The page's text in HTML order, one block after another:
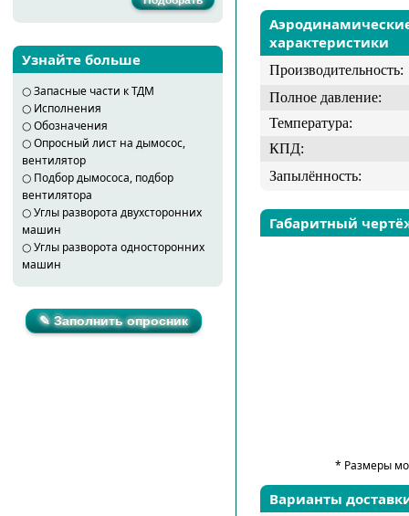
Узнайте больше
○Запасные части к ТДМ
○ Исполнения
○Обозначения
○Опросный лист на дымосос,
вентилятор
○ Подбор дымососа, подбор
вентилятора
○Углы разворота двухсторонних
машин
○Углы разворота односторонних
машин
✎ Заполнить опросник
характеристики
Производительность:
Полное давление:
Температура:
КПД:
Запылённость:
Габаритный
* Размеры
Варианты